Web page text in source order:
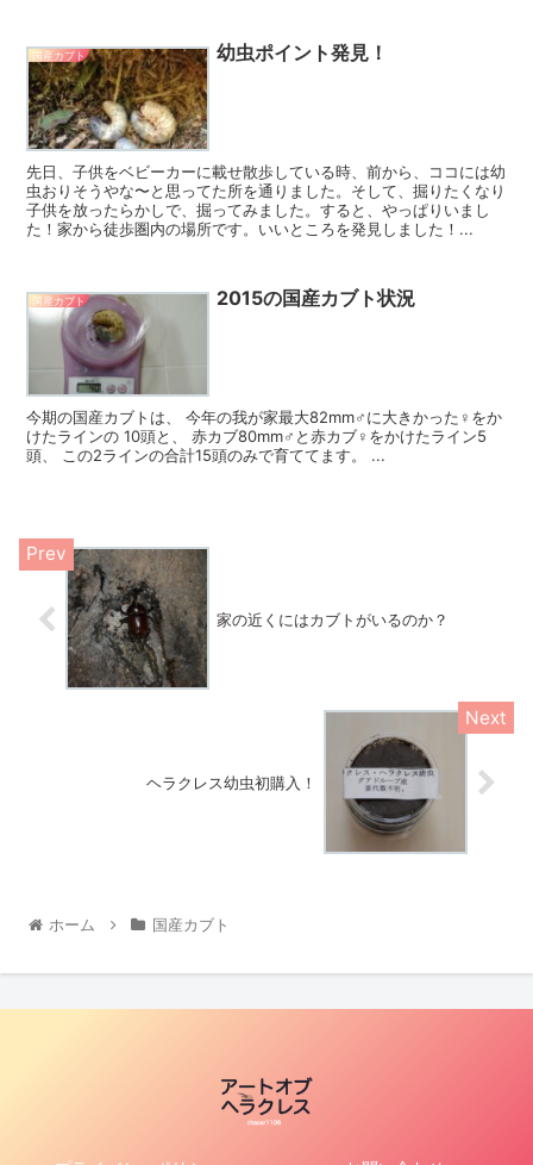
国産カブト 幼虫ポイント発見！
先日、子供をベビーカーに載せ散歩している時、前から、ココには幼
虫おりそうやな〜と思ってた所を通りました。そして、掘りたくなり
子供を放ったらかしで、掘ってみました。すると、やっぱりいまし
た！家から徒歩圏内の場所です。いいところを発見しました！...
国産カブト 2015の国産カブト状況
今期の国産カブトは、 今年の我が家最大82mm♂に大きかった♀をか
けたラインの 10頭と、 赤カブ80mm♂と赤カブ♀をかけたライン5
頭、 この2ラインの合計15頭のみで育ててます。 ...
家の近くにはカブトがいるのか？
ヘラクレス幼虫初購入！
ホーム 国産カブト